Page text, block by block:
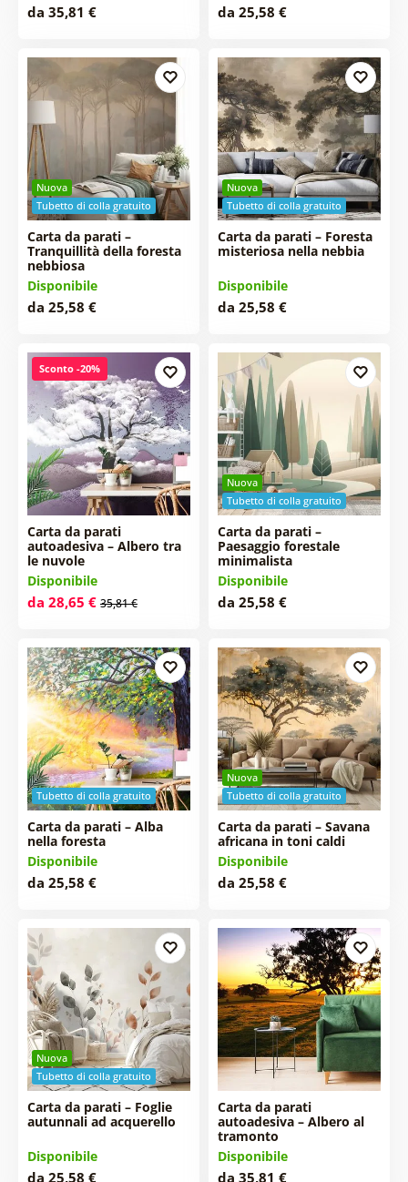
da 35,81 € da 25,58 €
Nuova
Tubetto di colla gratuito
Carta da parati –
Tranquillità della foresta
nebbiosa
Disponibile
da 25,58 €
Nuova
Tubetto di colla gratuito
Carta da parati – Foresta
misteriosa nella nebbia
Disponibile
da 25,58 €
Sconto -20%
Carta da parati
autoadesiva – Albero tra
le nuvole
Disponibile
da 28,65 € 35,81 €
Nuova
Tubetto di colla gratuito
Carta da parati –
Paesaggio forestale
minimalista
Disponibile
da 25,58 €
Tubetto di colla gratuito
Carta da parati – Alba
nella foresta
Disponibile
da 25,58 €
Nuova
Tubetto di colla gratuito
Carta da parati – Savana
africana in toni caldi
Disponibile
da 25,58 €
Nuova
Tubetto di colla gratuito
Carta da parati – Foglie
autunnali ad acquerello
Disponibile
da 25,58 €
Carta da parati
autoadesiva – Albero al
tramonto
Disponibile
da 35,81 €